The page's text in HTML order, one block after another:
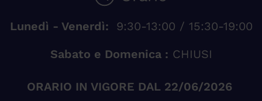
Lunedì - Venerdì:
9:30-13:00 / 15:30-19:00
Sabato e Domenica : CHIUSI
ORARIO IN VIGORE DAL 22/06/2026